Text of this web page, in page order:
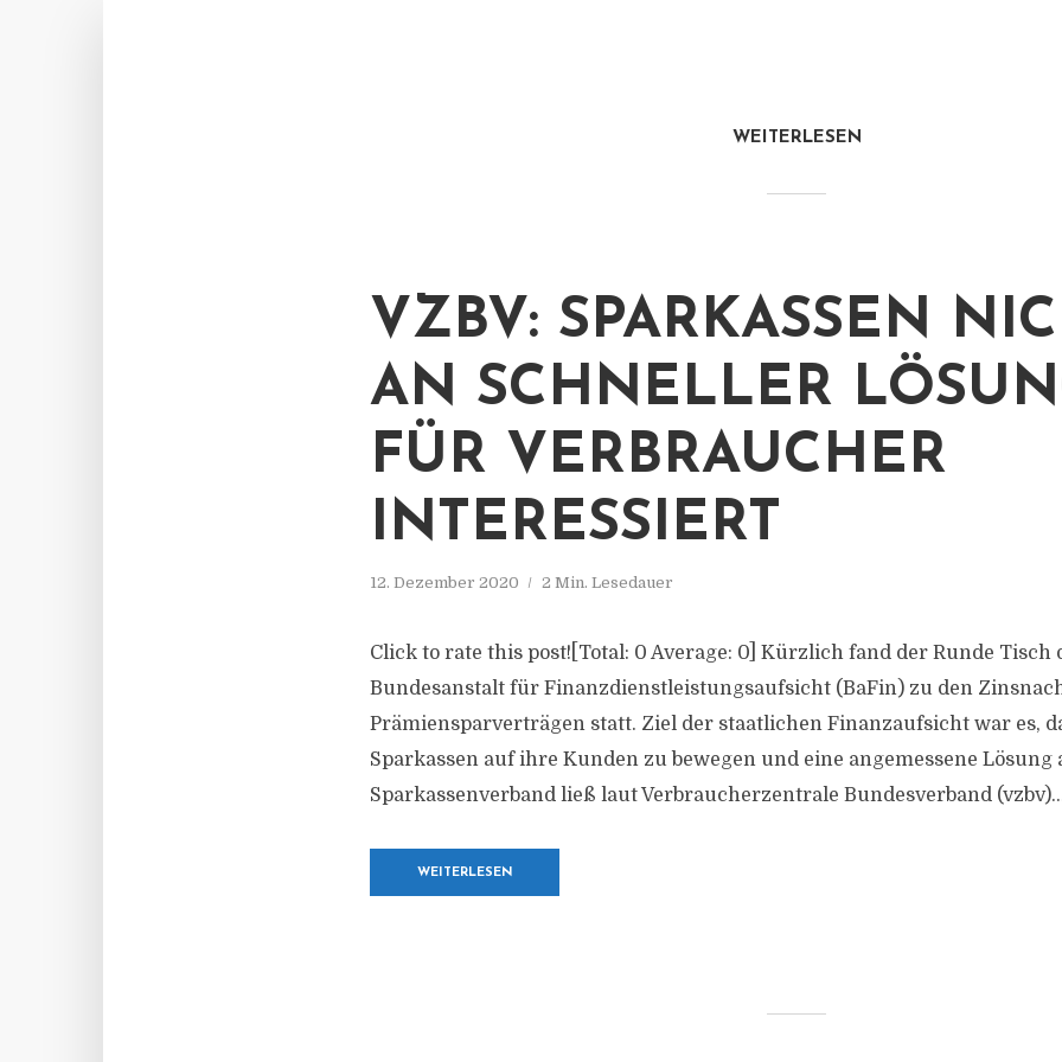
WEITERLESEN
VZBV: SPARKASSEN
AN SCHNELLER
FÜR VERBRAUCHER
INTERESSIERT
12. Dezember 2020 2 Min. Lesedauer
Click to rate this post![Total: 0 Average: 0] Kürzlich fand der Runde Tisch
Bundesanstalt für Finanzdienstleistungsaufsicht (BaFin) zu den
Prämiensparverträgen statt. Ziel der staatlichen Finanzaufsicht war es,
Sparkassen auf ihre Kunden zu bewegen und eine angemessene Lösung
Sparkassenverband ließ laut Verbraucherzentrale Bundesverband
WEITERLESEN